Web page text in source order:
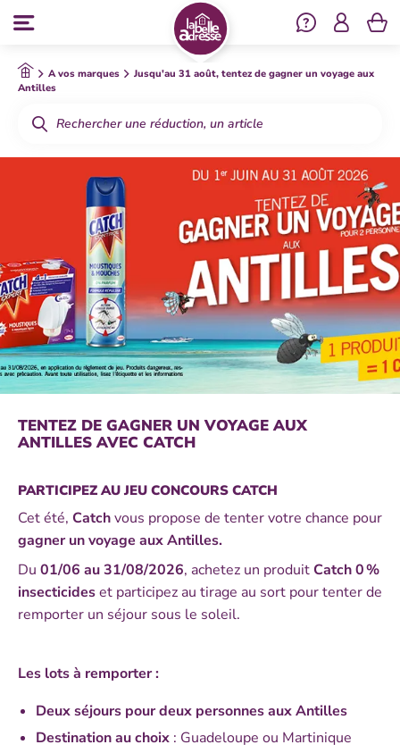
Se
Menu
A vos marques
Jusqu'au 31 août, tentez de gagner un voyage aux
Antilles
Rechercher
TENTEZ DE GAGNER UN VOYAGE AUX
ANTILLES AVEC CATCH​
PARTICIPEZ AU JEU CONCOURS CATCH​
Cet été, Catchvous propose de tenter votre chance pour
gagner un voyage aux Antilles.
Du 01/06 au 31/08/2026, achetez un produitCatch 0 %
insecticideset participez au tirage au sort pour tenter de
remporter un séjour sous le soleil.
Les lots à remporter :​
Deux séjours pour deux personnes aux Antilles​
Destination au choix : Guadeloupe ou Martinique​